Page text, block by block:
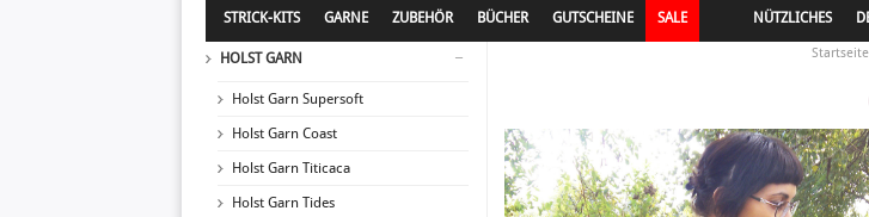
STRICK-KITS GARNE ZUBEHÖR BÜCHER GUTSCHEINE SALE NÜTZLICHES
HOLST GARN
Holst Garn Supersoft
Holst Garn Coast
Holst Garn Titicaca
Holst Garn Tides
Startseite